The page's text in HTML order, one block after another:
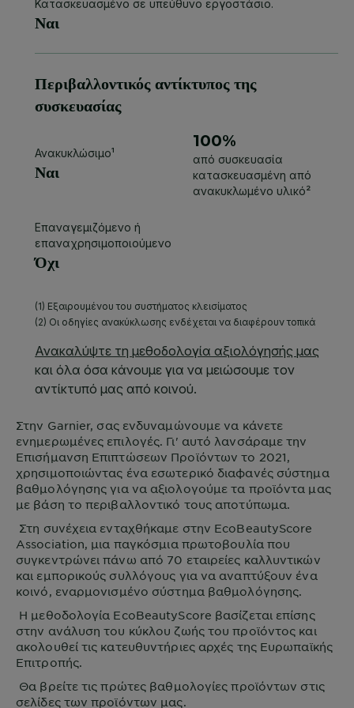
Στην Garnier, σας ενδυναμώνουμε να κάνετε
ενημερωμένες επιλογές. Γι' αυτό λανσάραμε την
Επισήμανση Επιπτώσεων Προϊόντων το 2021,
χρησιμοποιώντας ένα εσωτερικό διαφανές σύστημα
βαθμολόγησης για να αξιολογούμε τα προϊόντα μας
με βάση το περιβαλλοντικό τους αποτύπωμα.
Στη συνέχεια ενταχθήκαμε στην EcoBeautyScore
Association, μια παγκόσμια πρωτοβουλία που
συγκεντρώνει πάνω από 70 εταιρείες καλλυντικών
και εμπορικούς συλλόγους για να αναπτύξουν ένα
κοινό, εναρμονισμένο σύστημα βαθμολόγησης.
Η μεθοδολογία EcoBeautyScore βασίζεται επίσης
στην ανάλυση του κύκλου ζωής του προϊόντος και
ακολουθεί τις κατευθυντήριες αρχές της Ευρωπαϊκής
Επιτροπής.
Θα βρείτε τις πρώτες βαθμολογίες προϊόντων στις
σελίδες των προϊόντων μας.